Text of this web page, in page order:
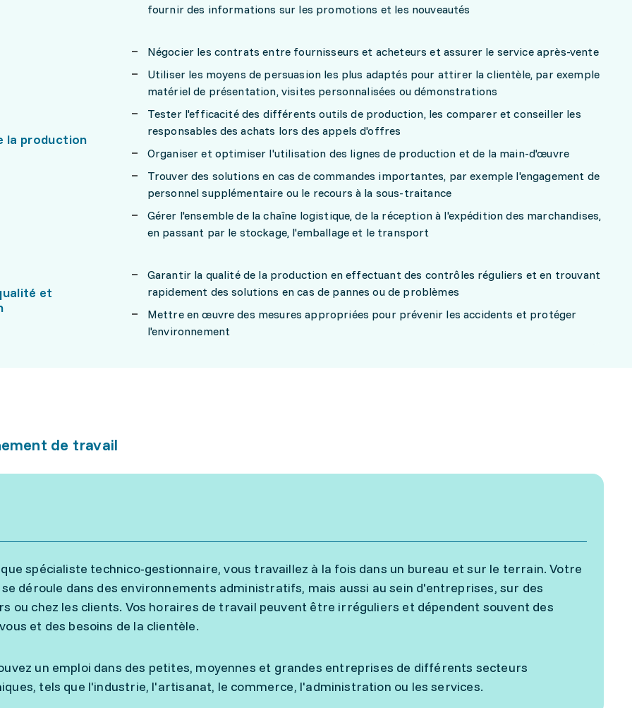
fournir des informations sur les promotions et les nouveautés
la production
Négocier les contrats entre fournisseurs et acheteurs et assurer le service après-vente
Utiliser les moyens de persuasion les plus adaptés pour attirer la clientèle, par exemple
matériel de présentation, visites personnalisées ou démonstrations
Tester l'efficacité des différents outils de production, les comparer et conseiller les
responsables des achats lors des appels d'offres
Organiser et optimiser l'utilisation des lignes de production et de la main-d'œuvre
Trouver des solutions en cas de commandes importantes, par exemple l'engagement de
personnel supplémentaire ou le recours à la sous-traitance
Gérer l'ensemble de la chaîne logistique, de la réception à l'expédition des marchandises,
en passant par le stockage, l'emballage et le transport
et
Garantir la qualité de la production en effectuant des contrôles réguliers et en trouvant
rapidement des solutions en cas de pannes ou de problèmes
Mettre en œuvre des mesures appropriées pour prévenir les accidents et protéger
l'environnement
de travail
spécialiste technico-gestionnaire, vous travaillez à la fois dans un bureau et sur le terrain. Votre
déroule dans des environnements administratifs, mais aussi au sein d'entreprises, sur des
ou chez les clients. Vos horaires de travail peuvent être irréguliers et dépendent souvent des
et des besoins de la clientèle.
un emploi dans des petites, moyennes et grandes entreprises de différents secteurs
tels que l'industrie, l'artisanat, le commerce, l'administration ou les services.